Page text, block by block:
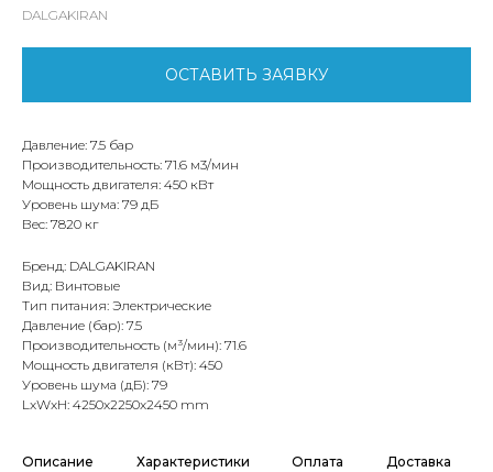
DALGAKIRAN
ОСТАВИТЬ ЗАЯВКУ
Давление: 7.5 бар
Производительность: 71.6 м3/мин
Мощность двигателя: 450 кВт
Уровень шума: 79 дБ
Вес: 7820 кг
Бренд: DALGAKIRAN
Вид: Винтовые
Тип питания: Электрические
Давление (бар): 7.5
Производительность (м³/мин): 71.6
Мощность двигателя (кВт): 450
Уровень шума (дБ): 79
LxWxH: 4250x2250x2450 mm
Описание Характеристики Оплата Доставка